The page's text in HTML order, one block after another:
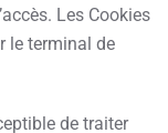
Les Cookies
le terminal de
de traiter